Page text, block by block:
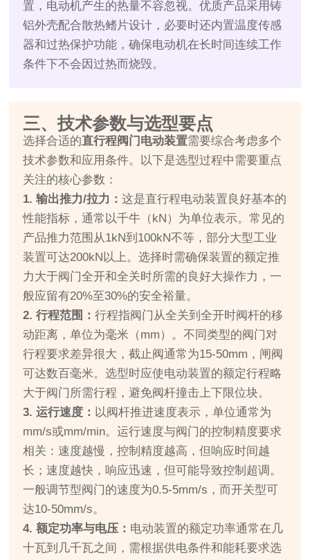
置，电动机产生的热量不容忽视。优质产品采用铸
铝外壳配合散热鳍片设计，必要时还内置温度传感
器和过热保护功能，确保电动机在长时间连续工作
条件下不会因过热而烧毁。
三、技术参数与选型要点
选择合适的直行程阀门电动装置需要综合考虑多个
技术参数和应用条件。以下是选型过程中需要重点
关注的核心参数：
1. 输出推力/拉力：这是直行程电动装置良好基本的
性能指标，通常以千牛（kN）为单位表示。常见的
产品推力范围从1kN到100kN不等，部分大型工业
装置可达200kN以上。选择时需确保装置的额定推
力大于阀门全开和全关时所需的良好大操作力，一
般应留有20%至30%的安全裕量。
2. 行程范围：行程指阀门从全关到全开时阀杆的移
动距离，单位为毫米（mm）。不同类型的阀门对
行程要求差异很大，截止阀通常为15-50mm，闸阀
可达数百毫米。选型时应使电动装置的额定行程略
大于阀门所需行程，避免阀杆撞击上下限位块。
3. 运行速度： 以阀杆推进速度表示，单位通常为
mm/s或mm/min。运行速度与阀门的控制精度要求
相关：速度越慢，控制精度越高，但响应时间越
长；速度越快，响应迅速，但可能导致控制超调。
一般调节型阀门的速度为0.5-5mm/s，而开关型可
达10-50mm/s。
4. 额定功率与电压： 电动装置的额定功率通常在几
十瓦到几千瓦之间，需根据供电条件和能耗要求选